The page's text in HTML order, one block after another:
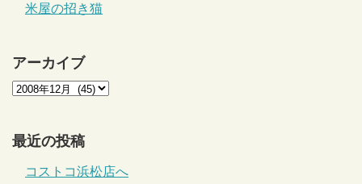
米屋の招き猫
アーカイブ
最近の投稿
コストコ浜松店へ